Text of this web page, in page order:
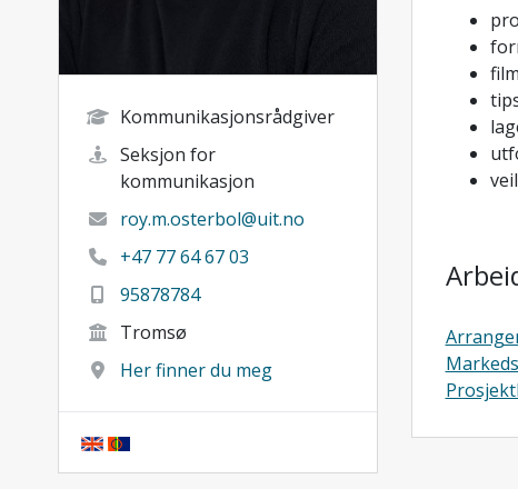
Kommunikasjonsrådgiver
Seksjon for
kommunikasjon
roy.m.osterbol@uit.no
+47 77 64 67 03
95878784
Tromsø
Her finner du meg